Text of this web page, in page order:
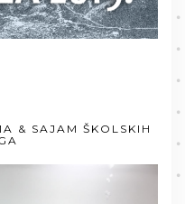
& SAJAM ŠKOLSKIH